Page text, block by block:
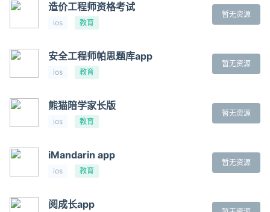
造价工程师资格考试
ios 教育
暂无资源
安全工程师帕思题库app
ios 教育
暂无资源
熊猫陪学家长版
ios 教育
暂无资源
iMandarin app
ios 教育
暂无资源
阅成长app